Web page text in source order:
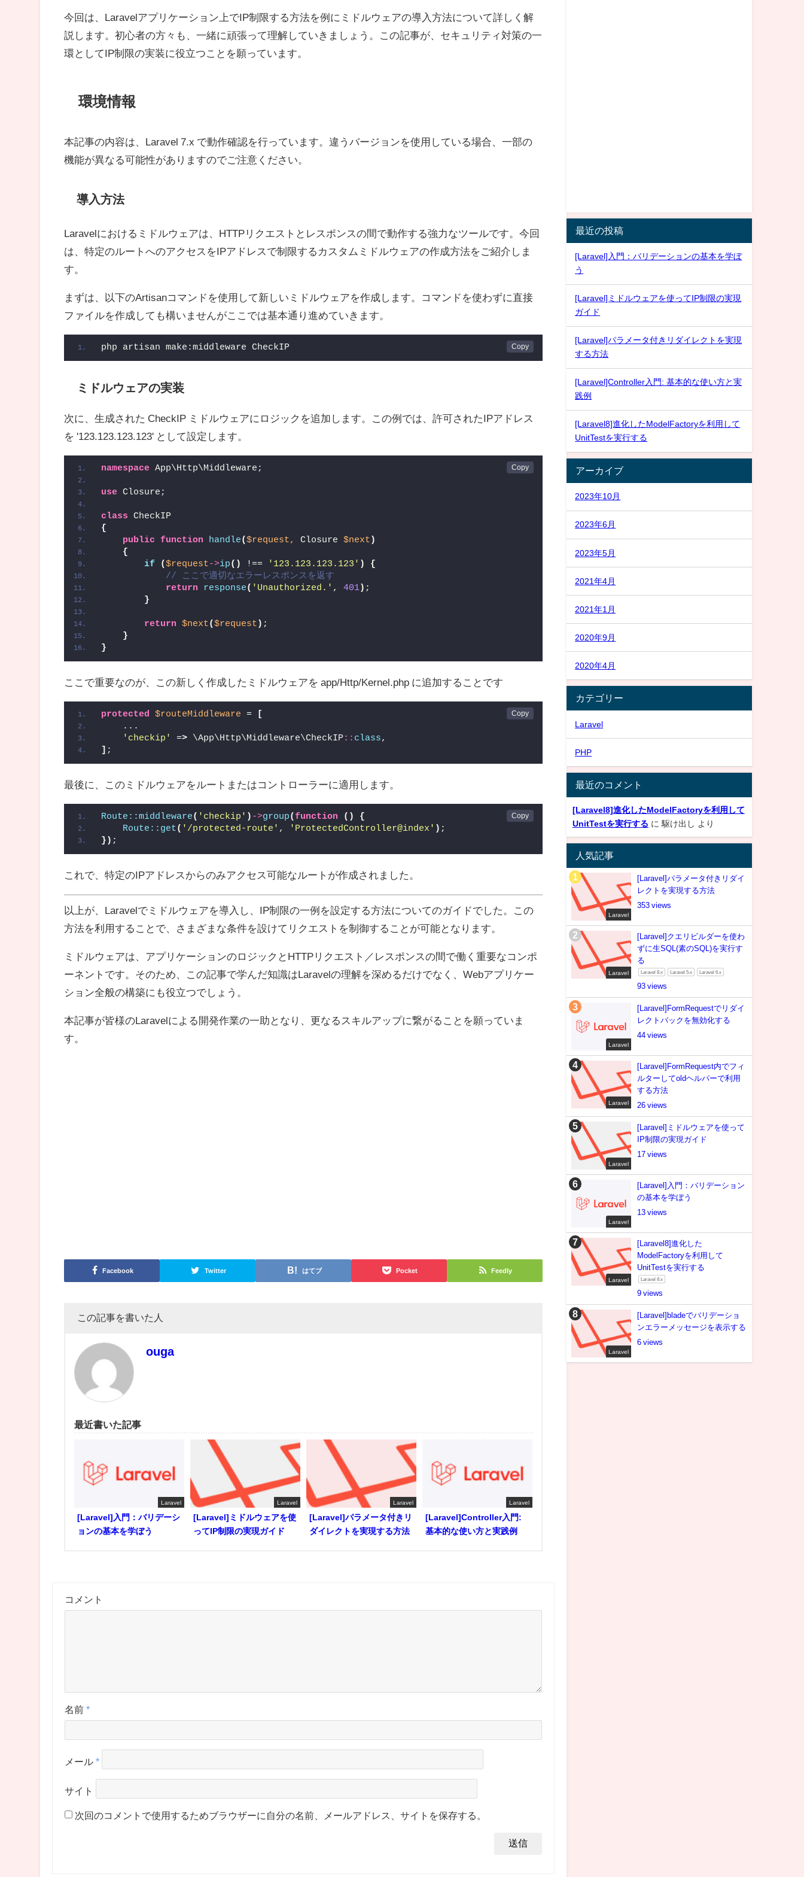
今回は、Laravelアプリケーション上でIP制限する方法を例にミドルウェアの導入方法について詳しく解
説します。初心者の方々も、一緒に頑張って理解していきましょう。この記事が、セキュリティ対策の一
環としてIP制限の実装に役立つことを願っています。
環境情報
本記事の内容は、Laravel 7.x で動作確認を行っています。違うバージョンを使用している場合、一部の
機能が異なる可能性がありますのでご注意ください。
導入方法
Laravelにおけるミドルウェアは、HTTPリクエストとレスポンスの間で動作する強力なツールです。今回
は、特定のルートへのアクセスをIPアドレスで制限するカスタムミドルウェアの作成方法をご紹介しま
す。
まずは、以下のArtisanコマンドを使用して新しいミドルウェアを作成します。コマンドを使わずに直接
ファイルを作成しても構いませんがここでは基本通り進めていきます。
php artisan make:middleware CheckIP
ミドルウェアの実装
次に、生成された CheckIP ミドルウェアにロジックを追加します。この例では、許可されたIPアドレス
を '123.123.123.123' として設定します。
namespace App\Http\Middleware;
use Closure;
class CheckIP
{
public
function handle($request, Closure $next )
{
if
($request->ip() !== '123.123.123.123' )
{
// ここで適切なエラーレスポンスを返す
return
response( 'Unauthorized.' , 401) ;
}
return $next($request ) ;
}
}
ここで重要なのが、この新しく作成したミドルウェアを app/Http/Kernel.php に追加することです
protected $routeMiddleware =
[
    ...
'checkip'
=> \App\Http\Middleware\CheckIP:: class,
] ;
最後に、このミドルウェアをルートまたはコントローラーに適用します。
Route::middleware( 'checkip' ) ->group(function ()
{
Route::get( '/protected-route' , 'ProtectedController@index' ) ;
}) ;
これで、特定のIPアドレスからのみアクセス可能なルートが作成されました。
以上が、Laravelでミドルウェアを導入し、IP制限の一例を設定する方法についてのガイドでした。この
方法を利用することで、さまざまな条件を設けてリクエストを制御することが可能となります。
ミドルウェアは、アプリケーションのロジックとHTTPリクエスト／レスポンスの間で働く重要なコンポ
ーネントです。そのため、この記事で学んだ知識はLaravelの理解を深めるだけでなく、Webアプリケー
ション全般の構築にも役立つでしょう。
本記事が皆様のLaravelによる開発作業の一助となり、更なるスキルアップに繋がることを願っていま
す。
Facebook Twitter はてブ Pocket Feedly
この記事を書いた人
ouga
最近書いた記事
Laravel
[Laravel]入門：バリデーシ
ョンの基本を学ぼう
Laravel
[Laravel]ミドルウェアを使
ってIP制限の実現ガイド
Laravel
[Laravel]パラメータ付きリ
ダイレクトを実現する方法
Laravel
[Laravel]Controller入門:
基本的な使い方と実践例
コメント
名前*
メール*
サイト
次回のコメントで使用するためブラウザーに自分の名前、メールアドレス、サイトを保存する。
最近の投稿
[Laravel]入門：バリデーションの基本を学ぼ
う
[Laravel]ミドルウェアを使ってIP制限の実現
ガイド
[Laravel]パラメータ付きリダイレクトを実現
する方法
[Laravel]Controller入門: 基本的な使い方と実
践例
[Laravel8]進化したModelFactoryを利用して
UnitTestを実行する
アーカイブ
2023年10月
2023年6月
2023年5月
2021年4月
2021年1月
2020年9月
2020年4月
カテゴリー
Laravel
PHP
最近のコメント
[Laravel8]進化したModelFactoryを利用して
UnitTestを実行する に 駆け出し より
人気記事
Laravel
[Laravel]パラメータ付きリダイ
レクトを実現する方法
353
Laravel
[Laravel]クエリビルダーを使わ
ずに生SQL(素のSQL)を実行す
る
Laravel 8.x Laravel 5.x Laravel 6.x
93
Laravel
[Laravel]FormRequestでリダイ
レクトバックを無効化する
44
Laravel
[Laravel]FormRequest内でフィ
ルターしてoldヘルパーで利用
する方法
26
Laravel
[Laravel]ミドルウェアを使って
IP制限の実現ガイド
17
Laravel
[Laravel]入門：バリデーション
の基本を学ぼう
13
Laravel
[Laravel8]進化した
ModelFactoryを利用して
UnitTestを実行する
Laravel 8.x
9
Laravel
[Laravel]bladeでバリデーショ
ンエラーメッセージを表示する
6